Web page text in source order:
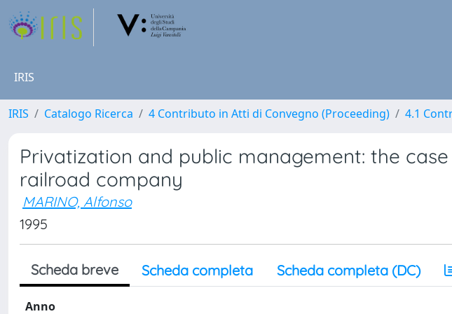
IRIS
IRIS Catalogo Ricerca 4 Contributo in Atti di Convegno (Proceeding) 4.1
Privatization and public management: the
railroad company
MARINO, Alfonso
1995
Scheda breve Scheda completa Scheda completa (DC)
Anno